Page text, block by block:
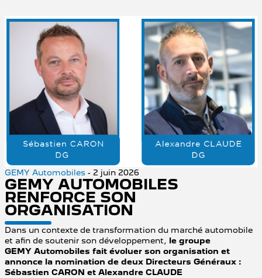
GEMY Automobiles - 2 juin 2026
GEMY AUTOMOBILES
RENFORCE SON
ORGANISATION
Dans un contexte de transformation du marché automobile
et afin de soutenir son développement, le groupe
GEMY Automobiles fait évoluer son organisation et
annonce la nomination de deux Directeurs Généraux :
Sébastien CARON et Alexandre CLAUDE